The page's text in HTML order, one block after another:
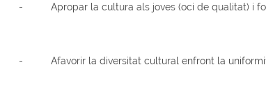
- Apropar la cultura als joves (oci de qualitat) i
- Afavorir la diversitat cultural enfront la